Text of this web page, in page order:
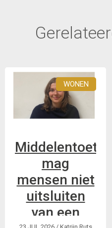
WONEN
Middelentoets
mag
mensen niet
uitsluiten
van een